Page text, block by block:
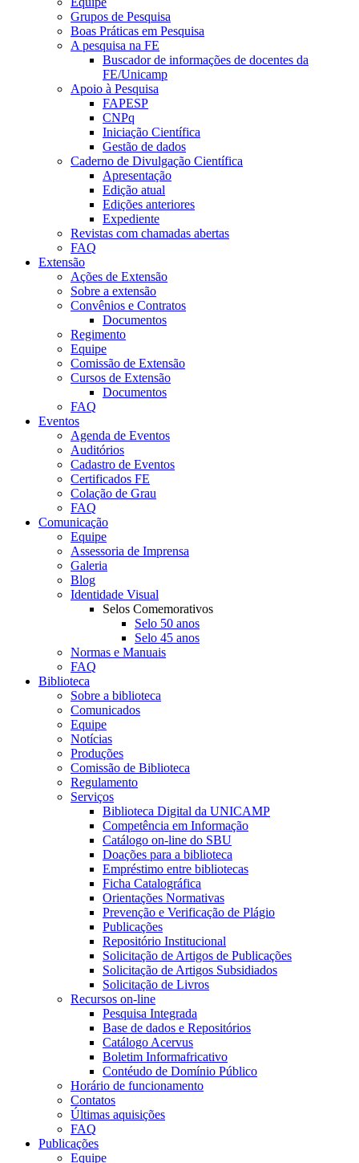
Grupos de Pesquisa
Boas Práticas em Pesquisa
A pesquisa na FE
Buscador de informações de docentes da
FE/Unicamp
Apoio à Pesquisa
FAPESP
CNPq
Iniciação Científica
Gestão de dados
Caderno de Divulgação Científica
Apresentação
Edição atual
Edições anteriores
Expediente
Revistas com chamadas abertas
FAQ
Extensão
Ações de Extensão
Sobre a extensão
Convênios e Contratos
Documentos
Regimento
Equipe
Comissão de Extensão
Cursos de Extensão
Documentos
FAQ
Eventos
Agenda de Eventos
Auditórios
Cadastro de Eventos
Certificados FE
Colação de Grau
FAQ
Comunicação
Equipe
Assessoria de Imprensa
Galeria
Blog
Identidade Visual
Selos Comemorativos
Selo 50 anos
Selo 45 anos
Normas e Manuais
FAQ
Biblioteca
Sobre a biblioteca
Comunicados
Equipe
Notícias
Produções
Comissão de Biblioteca
Regulamento
Serviços
Biblioteca Digital da UNICAMP
Competência em Informação
Catálogo on-line do SBU
Doações para a biblioteca
Empréstimo entre bibliotecas
Ficha Catalográfica
Orientações Normativas
Prevenção e Verificação de Plágio
Publicações
Repositório Institucional
Solicitação de Artigos de Publicações
Solicitação de Artigos Subsidiados
Solicitação de Livros
Recursos on-line
Pesquisa Integrada
Base de dados e Repositórios
Catálogo Acervus
Boletim Informafricativo
Contéudo de Domínio Público
Horário de funcionamento
Contatos
Últimas aquisições
FAQ
Publicações
Equipe